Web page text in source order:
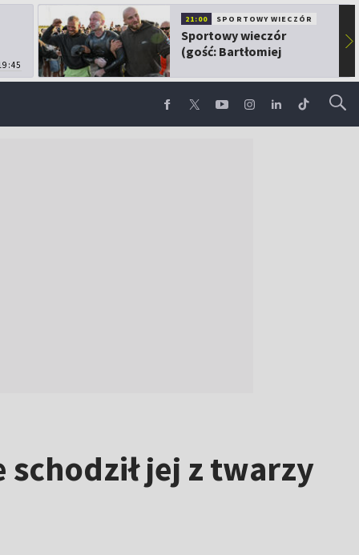
21:00 SPORTOWY WIECZÓR
Sportowy wieczór
(gość: Bartłomiej
▶
schodził jej z twarzy